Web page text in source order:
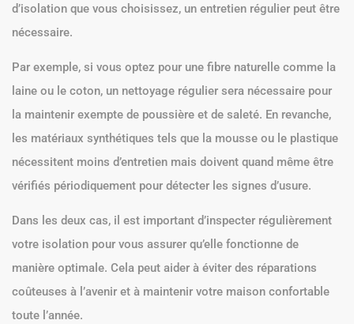
d’isolation que vous choisissez, un entretien régulier peut être
nécessaire.
Par exemple, si vous optez pour une fibre naturelle comme la
laine ou le coton, un nettoyage régulier sera nécessaire pour
la maintenir exempte de poussière et de saleté. En revanche,
les matériaux synthétiques tels que la mousse ou le plastique
nécessitent moins d’entretien mais doivent quand même être
vérifiés périodiquement pour détecter les signes d’usure.
Dans les deux cas, il est important d’inspecter régulièrement
votre isolation pour vous assurer qu’elle fonctionne de
manière optimale. Cela peut aider à éviter des réparations
coûteuses à l’avenir et à maintenir votre maison confortable
toute l’année.